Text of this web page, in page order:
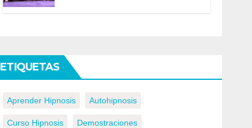
ETIQUETAS
Aprender Hipnosis Autohipnosis
Curso Hipnosis Demostraciones